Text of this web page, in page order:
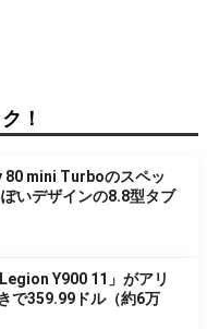
！
80 mini Turboのスペッ
いデザインの8.8型タブ
Y900 11」がアリ
で359.99ドル（約6万